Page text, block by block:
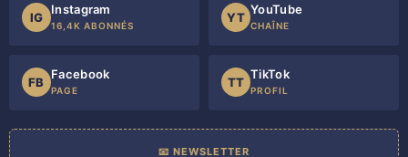
IG
Instagram
16,4K ABONNÉS
YT
YouTube
CHAÎNE
FB
Facebook
PAGE
TT
TikTok
PROFIL
📧 NEWSLETTER